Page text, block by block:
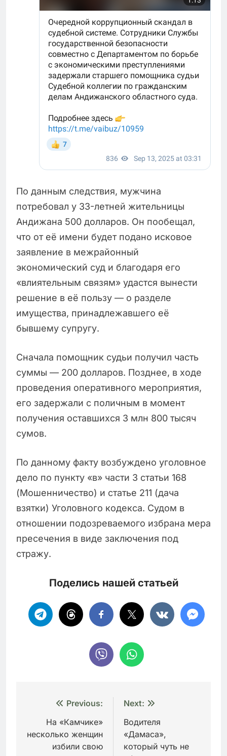
По данным следствия, мужчина
потребовал у 33-летней жительницы
Андижана 500 долларов. Он пообещал,
что от её имени будет подано исковое
заявление в межрайонный
экономический суд и благодаря его
«влиятельным связям» удастся вынести
решение в её пользу — о разделе
имущества, принадлежавшего её
бывшему супругу.
Сначала помощник судьи получил часть
суммы — 200 долларов. Позднее, в ходе
проведения оперативного мероприятия,
его задержали с поличным в момент
получения оставшихся 3 млн 800 тысяч
сумов.
По данному факту возбуждено уголовное
дело по пункту «в» части 3 статьи 168
(Мошенничество) и статье 211 (дача
взятки) Уголовного кодекса. Судом в
отношении подозреваемого избрана мера
пресечения в виде заключения под
стражу.
Поделись нашей статьей
Навигация
записям
Previous:
На «Камчике»
несколько женщин
избили свою
Next:
Водителя
«Дамаса»,
который чуть не